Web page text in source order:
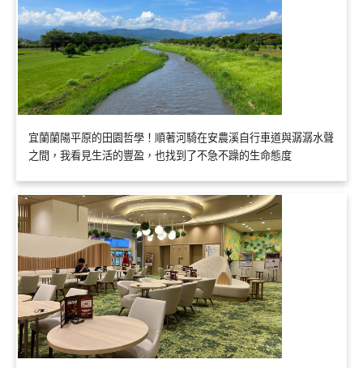
宜蘭蘭陽平原的田園哲學！順著河騎在安農溪自行車道與潺潺水聲
之間，我看見生活的豐盈，也找到了不急不躁的生命態度